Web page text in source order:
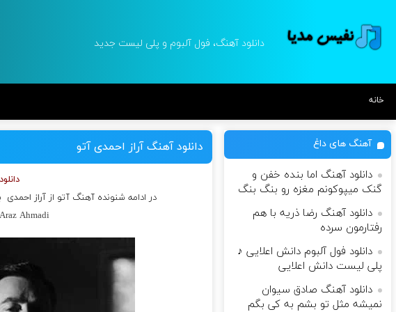
دانلود آهنگ، فول آلبوم و پلی لیست جدید
خانه
دانلود آهنگ آراز احمدی آتو
در ادامه شنونده آهنگ آتو از آراز احمدی
Ahmadi
آهنگ های داغ
دانلود آهنگ اما بنده خفن و
گنک میپوکونم مغزه رو بنگ بنگ
دانلود آهنگ رضا ذریه با هم
رفتارمون سرده
دانلود فول آلبوم دانش اعلایی ♪
پلی لیست دانش اعلایی
دانلود آهنگ صادق سیوان
نمیشه مثل تو بشم به کی بگم